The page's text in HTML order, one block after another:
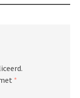
*